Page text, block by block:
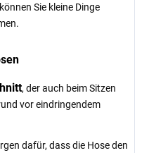
können Sie kleine Dinge
, der auch beim Sitzen
vor eindringendem
dafür, dass die Hose den